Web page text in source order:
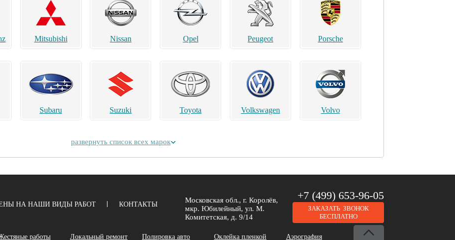
Mitsubishi Nissan Opel Peugeot Porsche
Subaru Suzuki Toyota Volkswagen Volvo
развернуть список всех марок
НА НАШИ ВИДЫ РАБОТ КОНТАКТЫ
Московская обл., г. Королёв,
мкр. Юбилейный, ул. М.
Комитетская, д. 9/14
+7 (499) 653-96-05
ЗАКАЗАТЬ ЗВОНОК
БЕСПЛАТНО
работы Локальный ремонт Полировка авто Оклейка пленкой
Аэрография